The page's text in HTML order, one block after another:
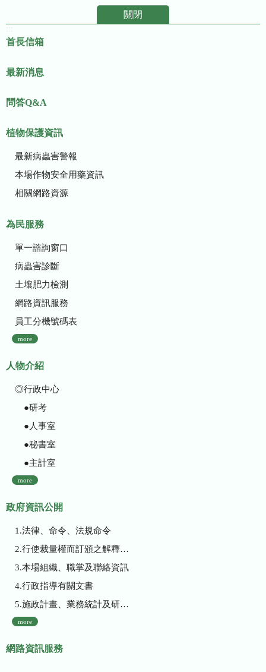
關閉
首長信箱
最新消息
問答Q&A
植物保護資訊
最新病蟲害警報
本場作物安全用藥資訊
相關網路資源
為民服務
單一諮詢窗口
病蟲害診斷
土壤肥力檢測
網路資訊服務
員工分機號碼表
more
人物介紹
◎行政中心
●研考
●人事室
●秘書室
●主計室
more
政府資訊公開
1.法律、命令、法規命令
2.行使裁量權而訂頒之解釋性規定及裁量基準
3.本場組織、職掌及聯絡資訊
4.行政指導有關文書
5.施政計畫、業務統計及研究報告
more
網路資訊服務